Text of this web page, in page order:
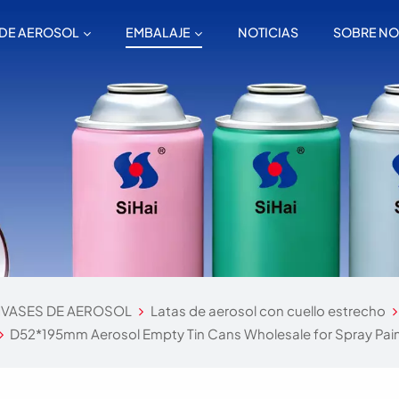
AEROSOL EMBALAJE NOTICIAS SOBRE
DE AEROSOL Latas de aerosol con cuello estrecho
D52*195mm Aerosol Empty Tin Cans Wholesale for Spray